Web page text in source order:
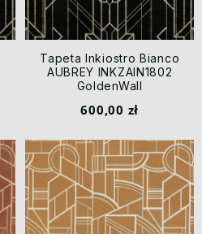
Tapeta Inkiostro Bianco
AUBREY INKZAIN1802
GoldenWall
600,00 zł